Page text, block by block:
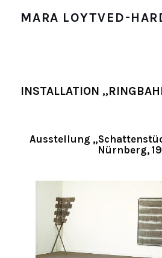
MARA LOYTVED-
Zeichnungen und
Malaktion (1983)
AUSSTELLUNGEN
PUBLIKATIONEN
IMPRESSUM
INSTALLATION
Ausstellung
Nürnberg,